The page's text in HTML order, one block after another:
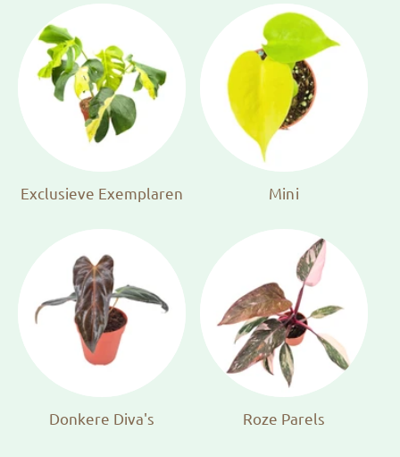
Exclusieve Exemplaren Mini
Donkere Diva's Roze Parels